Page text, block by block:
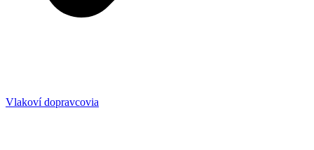
Vlakoví dopravcovia